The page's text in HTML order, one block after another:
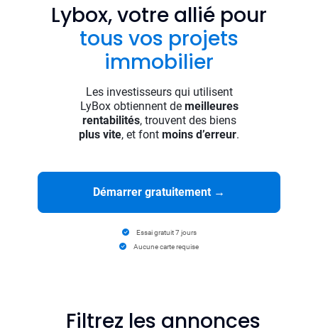
Lybox, votre allié pour
tous vos projets
immobilier
Les investisseurs qui utilisent
LyBox obtiennent de meilleures
rentabilités, trouvent des biens
plus vite, et font moins d’erreur.
Démarrer gratuitement →
Essai gratuit 7 jours
Aucune carte requise
Filtrez les annonces